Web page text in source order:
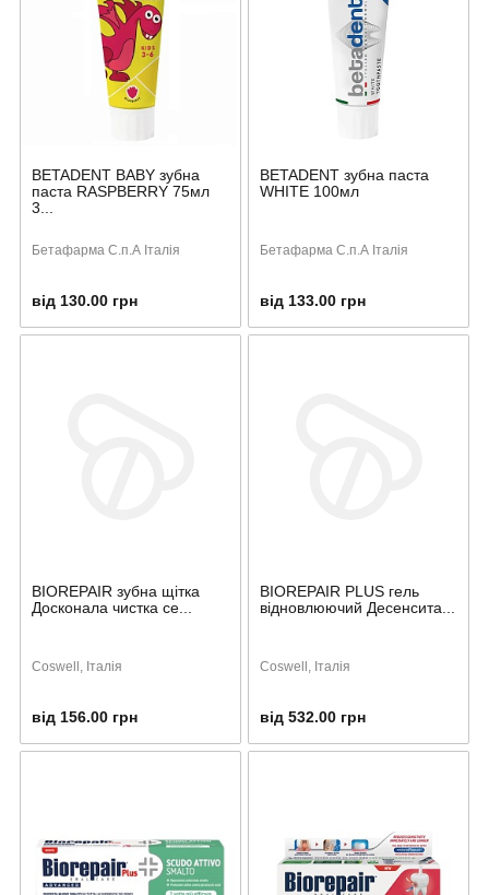
BETADENT BABY зубна
паста RASPBERRY 75мл
3...
Бетафарма С.п.А Італія
від 130.00 грн
BETADENT зубна паста
WHITE 100мл
Бетафарма С.п.А Італія
від 133.00 грн
BIOREPAIR зубна щітка
Досконала чистка се...
Coswell, Італія
від 156.00 грн
BIOREPAIR PLUS гель
відновлюючий Десенсита...
Coswell, Італія
від 532.00 грн